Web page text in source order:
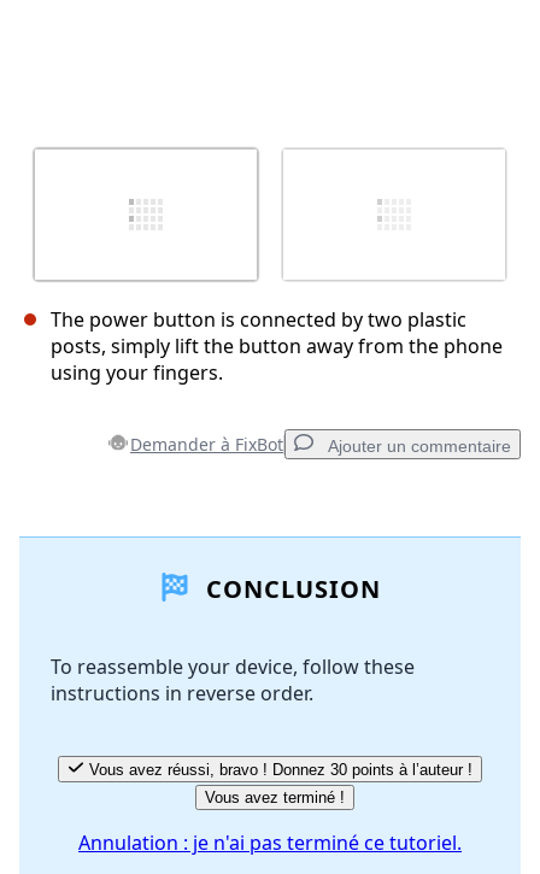
The power button is connected by two plastic
posts, simply lift the button away from the phone
using your fingers.
Demander à FixBot Ajouter un commentaire
Ajouter un commentaire
Annuler Publier un commentaire
CONCLUSION
To reassemble your device, follow these
instructions in reverse order.
Vous avez réussi, bravo ! Donnez 30 points à l’auteur !
Vous avez terminé !
Annulation : je n'ai pas terminé ce tutoriel.